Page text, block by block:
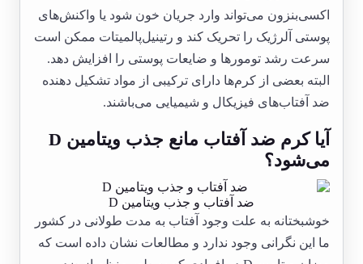
اکسی‌بنزون می‌تواند وارد جریان خون شود یا واکنش‌های
پوستی آلرژیک را تحریک کند و رتینیل‌پالمیتات ممکن است
سرعت رشد تومورها و ضایعات پوستی را افزایش دهد.
البته بعضی از کرم‌ها دارای ترکیبی از مواد تشکیل دهنده
ضد آفتاب‌های فیزیکال و شیمیایی می‌باشند.
آیا کرم ضد آفتاب مانع جذب ویتامین D
می‌شود؟
ضد آفتاب و جذب ویتامین D
خوشبختانه به علت وجود آفتاب به مدت طولانی در کشور
ما این نگرانی وجود ندارد و مطالعات نشان داده است که